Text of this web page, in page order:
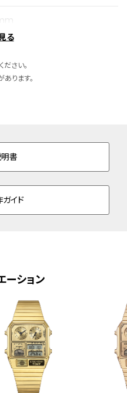
ローゴールド色)
ガラス
ト表示
間表示切替機能
クロノグラフ(12時間計)
タイム機能
る
さい。
ります。
書
イド
ーション